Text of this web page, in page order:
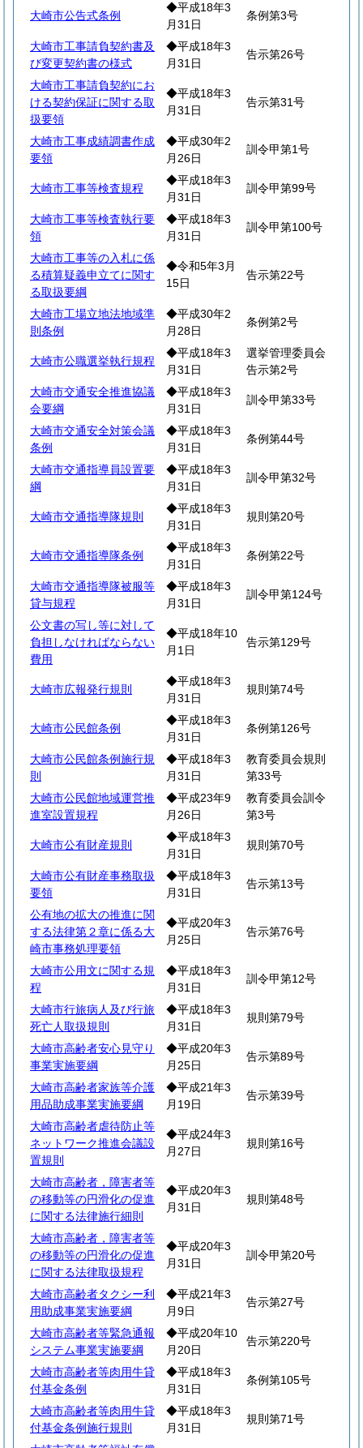
大崎市公告式条例
◆平成18年3
月31日
条例第3号
大崎市工事請負契約書及
び変更契約書の様式
◆平成18年3
月31日
告示第26号
大崎市工事請負契約にお
ける契約保証に関する取
扱要領
◆平成18年3
月31日
告示第31号
大崎市工事成績調書作成
要領
◆平成30年2
月26日
訓令甲第1号
大崎市工事等検査規程
◆平成18年3
月31日
訓令甲第99号
大崎市工事等検査執行要
領
◆平成18年3
月31日
訓令甲第100号
大崎市工事等の入札に係
る積算疑義申立てに関す
る取扱要綱
◆令和5年3月
15日
告示第22号
大崎市工場立地法地域準
則条例
◆平成30年2
月28日
条例第2号
大崎市公職選挙執行規程
◆平成18年3
月31日
選挙管理委員会
告示第2号
大崎市交通安全推進協議
会要綱
◆平成18年3
月31日
訓令甲第33号
大崎市交通安全対策会議
条例
◆平成18年3
月31日
条例第44号
大崎市交通指導員設置要
綱
◆平成18年3
月31日
訓令甲第32号
大崎市交通指導隊規則
◆平成18年3
月31日
規則第20号
大崎市交通指導隊条例
◆平成18年3
月31日
条例第22号
大崎市交通指導隊被服等
貸与規程
◆平成18年3
月31日
訓令甲第124号
公文書の写し等に対して
負担しなければならない
費用
◆平成18年10
月1日
告示第129号
大崎市広報発行規則
◆平成18年3
月31日
規則第74号
大崎市公民館条例
◆平成18年3
月31日
条例第126号
大崎市公民館条例施行規
則
◆平成18年3
月31日
教育委員会規則
第33号
大崎市公民館地域運営推
進室設置規程
◆平成23年9
月26日
教育委員会訓令
第3号
大崎市公有財産規則
◆平成18年3
月31日
規則第70号
大崎市公有財産事務取扱
要領
◆平成18年3
月31日
告示第13号
公有地の拡大の推進に関
する法律第２章に係る大
崎市事務処理要領
◆平成20年3
月25日
告示第76号
大崎市公用文に関する規
程
◆平成18年3
月31日
訓令甲第12号
大崎市行旅病人及び行旅
死亡人取扱規則
◆平成18年3
月31日
規則第79号
大崎市高齢者安心見守り
事業実施要綱
◆平成20年3
月25日
告示第89号
大崎市高齢者家族等介護
用品助成事業実施要綱
◆平成21年3
月19日
告示第39号
大崎市高齢者虐待防止等
ネットワーク推進会議設
置規則
◆平成24年3
月27日
規則第16号
大崎市高齢者，障害者等
の移動等の円滑化の促進
に関する法律施行細則
◆平成20年3
月31日
規則第48号
大崎市高齢者，障害者等
の移動等の円滑化の促進
に関する法律取扱規程
◆平成20年3
月31日
訓令甲第20号
大崎市高齢者タクシー利
用助成事業実施要綱
◆平成21年3
月9日
告示第27号
大崎市高齢者等緊急通報
システム事業実施要綱
◆平成20年10
月20日
告示第220号
大崎市高齢者等肉用牛貸
付基金条例
◆平成18年3
月31日
条例第105号
大崎市高齢者等肉用牛貸
付基金条例施行規則
◆平成18年3
月31日
規則第71号